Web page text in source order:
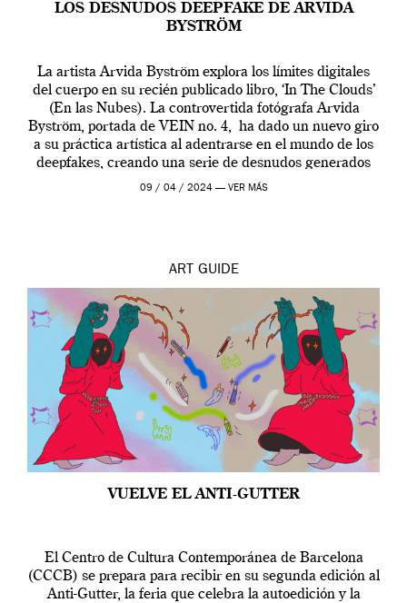
LOS DESNUDOS DEEPFAKE DE ARVIDA
BYSTRÖM
La artista Arvida Byström explora los límites digitales
del cuerpo en su recién publicado libro, ‘In The Clouds’
(En las Nubes). La controvertida fotógrafa Arvida
Byström, portada de VEIN no. 4, ha dado un nuevo giro
a su práctica artística al adentrarse en el mundo de los
deepfakes, creando una serie de desnudos generados
por […]
09 / 04 / 2024 — VER MÁS
ART GUIDE
VUELVE EL ANTI-GUTTER
El Centro de Cultura Contemporánea de Barcelona
(CCCB) se prepara para recibir en su segunda edición al
Anti-Gutter, la feria que celebra la autoedición y la